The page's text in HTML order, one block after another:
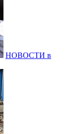
НОВОСТИ в